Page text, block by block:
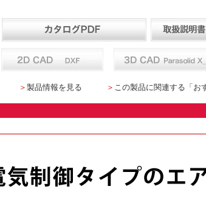
＞ 製品情報を見る ＞ この製品に関連する「お